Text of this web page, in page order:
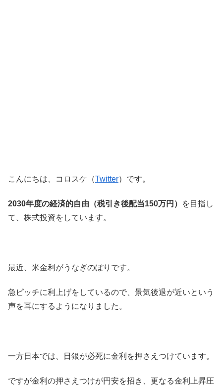
こんにちは、コロスケ（Twitter）です。
2030年度の経済的自由（税引き後配当150万円）
を目指し
て、株式投資をしています。
最近、米金利がうなぎのぼりです。
急ピッチに利上げをしているので、景気後退が近いという
声を耳にするようになりました。
一方日本では、日銀が必死に金利を押さえつけています。
ですが金利の押さえつけが円安を招き、更なる金利上昇圧